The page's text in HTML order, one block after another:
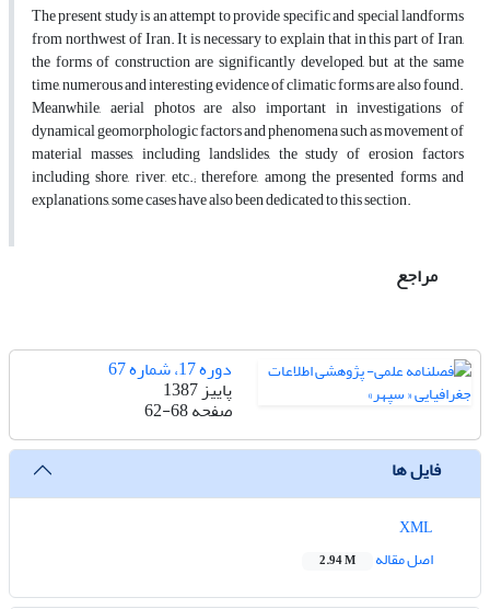
The present study is an attempt to provide specific and special landforms
from northwest of Iran. It is necessary to explain that in this part of Iran,
the forms of construction are significantly developed, but at the same
time, numerous and interesting evidence of climatic forms are also found.
Meanwhile, aerial photos are also important in investigations of
dynamical geomorphologic factors and phenomena such as movement of
material masses, including landslides, the study of erosion factors
including shore, river, etc.; therefore, among the presented forms and
explanations, some cases have also been dedicated to this section.
مراجع
دوره 17، شماره 67
پاییز 1387
صفحه62-68
فایل ها
اصل مقاله
2.94 M